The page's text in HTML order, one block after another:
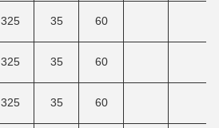
325 35 60
325 35 60
325 35 60